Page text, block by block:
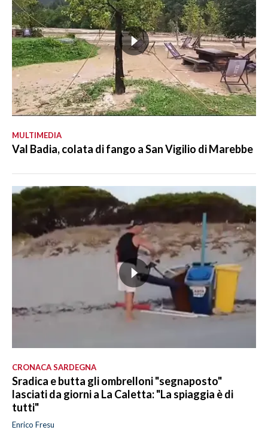
MULTIMEDIA
Val Badia, colata di fango a San Vigilio di Marebbe
CRONACA SARDEGNA
Sradica e butta gli ombrelloni "segnaposto"
lasciati da giorni a La Caletta: "La spiaggia è di
tutti"
Enrico Fresu